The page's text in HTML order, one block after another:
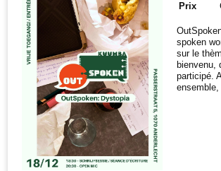
Prix
spoken
sur le
bienvenu,
participé.